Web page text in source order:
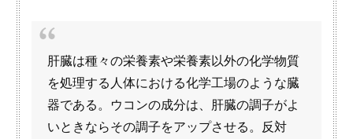
肝臓は種々の栄養素や栄養素以外の化学物質
を処理する人体における化学工場のような臓
器である。ウコンの成分は、肝臓の調子がよ
いときならその調子をアップさせる。反対